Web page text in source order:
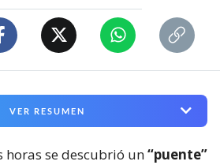
VER RESUMEN
se descubrió un“puente”